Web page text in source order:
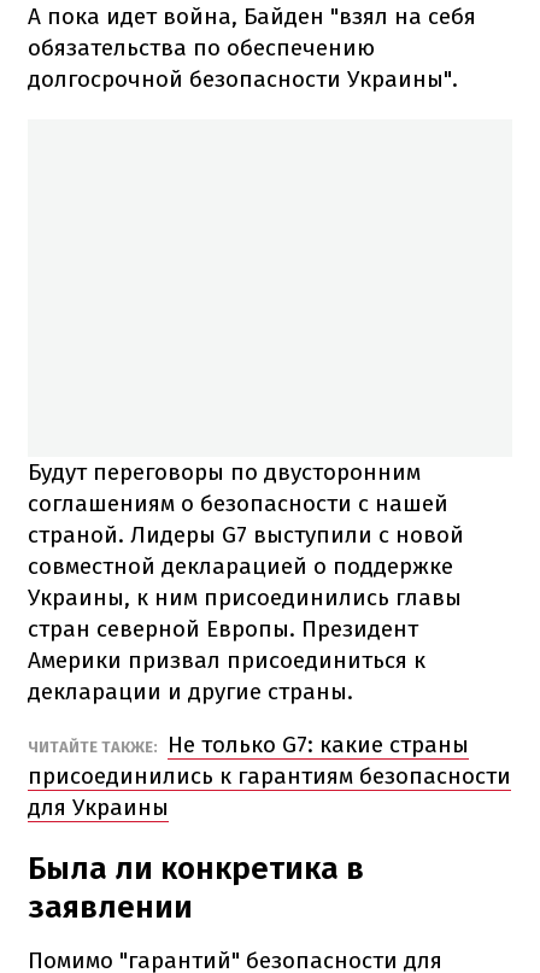
А пока идет война, Байден "взял на себя
обязательства по обеспечению
долгосрочной безопасности Украины".
Будут переговоры по двусторонним
соглашениям о безопасности с нашей
страной. Лидеры G7 выступили с новой
совместной декларацией о поддержке
Украины, к ним присоединились главы
стран северной Европы. Президент
Америки призвал присоединиться к
декларации и другие страны.
ЧИТАЙТЕ ТАКЖЕ:
Не только G7: какие страны
присоединились к гарантиям безопасности
для Украины
Была ли конкретика в
заявлении
Помимо "гарантий" безопасности для